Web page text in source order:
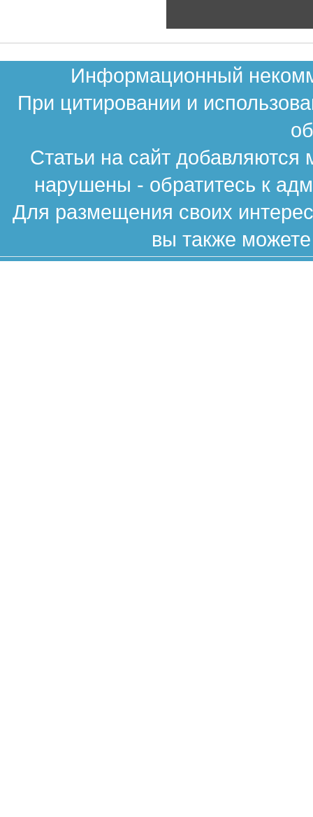
Информационный
При цитировании и
Статьи на сайт
нарушены - обратитесь к
Для размещения своих
вы также